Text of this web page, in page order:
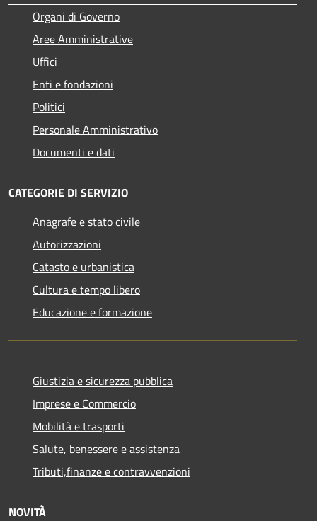
Organi di Governo
Aree Amministrative
Uffici
Enti e fondazioni
Politici
Personale Amministrativo
Documenti e dati
CATEGORIE DI SERVIZIO
Anagrafe e stato civile
Autorizzazioni
Catasto e urbanistica
Cultura e tempo libero
Educazione e formazione
Giustizia e sicurezza pubblica
Imprese e Commercio
Mobilità e trasporti
Salute, benessere e assistenza
Tributi,finanze e contravvenzioni
NOVITÀ